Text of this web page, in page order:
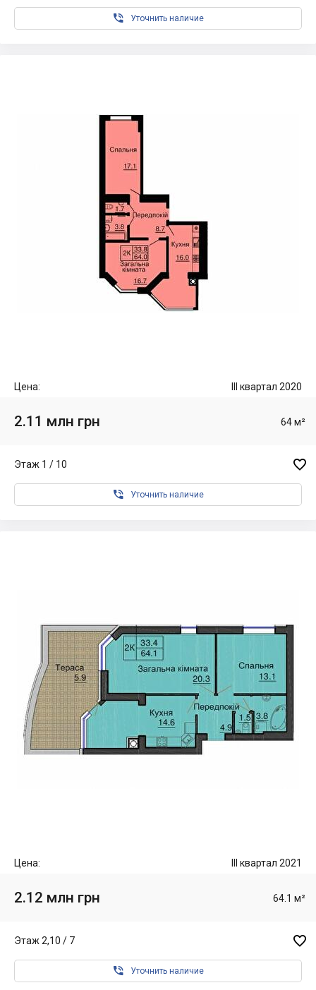
 Уточнить наличие
Цена: III квартал 2020
2.11 млн грн 64 м²
Этаж 1 / 10 
 Уточнить наличие
Цена: III квартал 2021
2.12 млн грн 64.1 м²
Этаж 2,10 / 7 
 Уточнить наличие